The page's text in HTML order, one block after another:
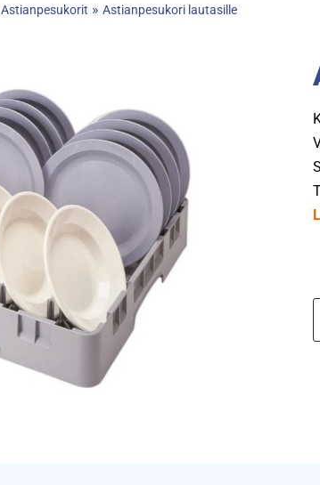
Astianpesukorit » Astianpesukori lautasille